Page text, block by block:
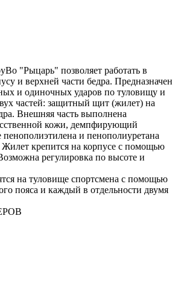
"Рыцарь" позволяет работать в
и верхней части бедра. Предназначен
и одиночных ударов по туловищу и
частей: защитный щит (жилет) на
Внешняя часть выполнена
кожи, демпфирующий
и пенополиуретана
крепится на корпусе с помощью
регулировка по высоте и
на туловище спортсмена с помощью
пояса и каждый в отдельности двумя